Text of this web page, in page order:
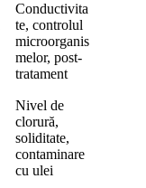
Conductivita
te, controlul
microorganis
melor, post-
tratament
Nivel de
clorură,
soliditate,
contaminare
cu ulei